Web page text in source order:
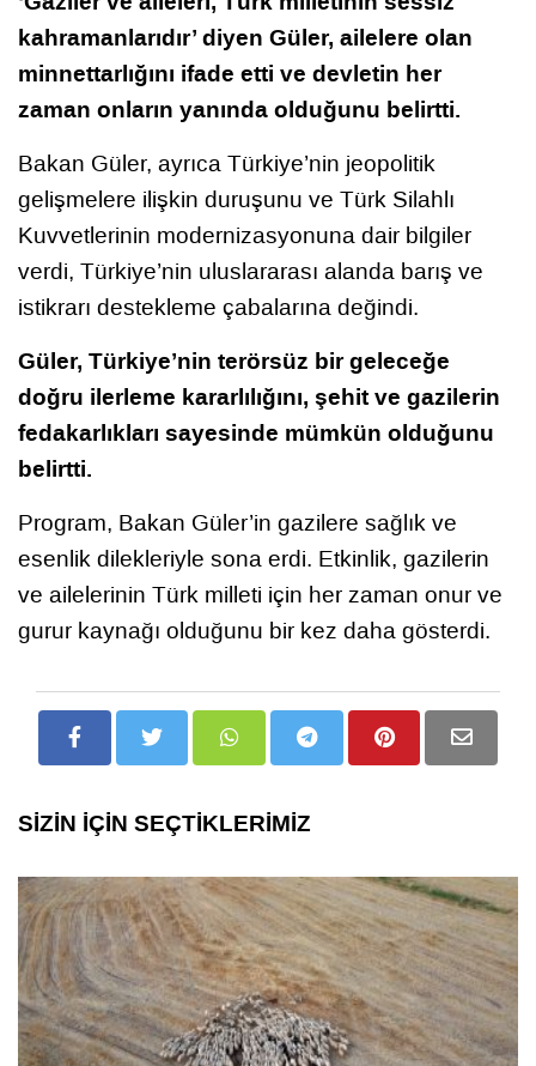
kahramanlarıdır’ diyen Güler, ailelere olan
minnettarlığını ifade etti ve devletin her
zaman onların yanında olduğunu belirtti.
Bakan Güler, ayrıca Türkiye’nin jeopolitik
gelişmelere ilişkin duruşunu ve Türk Silahlı
Kuvvetlerinin modernizasyonuna dair bilgiler
verdi, Türkiye’nin uluslararası alanda barış ve
istikrarı destekleme çabalarına değindi.
Güler, Türkiye’nin terörsüz bir geleceğe
doğru ilerleme kararlılığını, şehit ve gazilerin
fedakarlıkları sayesinde mümkün olduğunu
belirtti.
Program, Bakan Güler’in gazilere sağlık ve
esenlik dilekleriyle sona erdi. Etkinlik, gazilerin
ve ailelerinin Türk milleti için her zaman onur ve
gurur kaynağı olduğunu bir kez daha gösterdi.
SİZİN İÇİN SEÇTİKLERİMİZ